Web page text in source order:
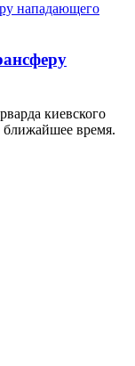
киевского
ближайшее время.